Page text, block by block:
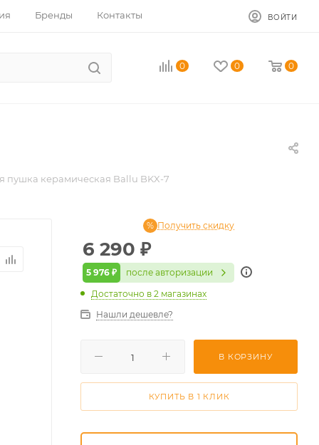
Бренды Контакты ВОЙТИ
0 0 0
пушка керамическая Ballu BKX-7
6 290 ₽
5 976 ₽ после авторизации
Получить скидку
Достаточно в 2 магазинах
Нашли дешевле?
В КОРЗИНУ
КУПИТЬ В 1 КЛИК